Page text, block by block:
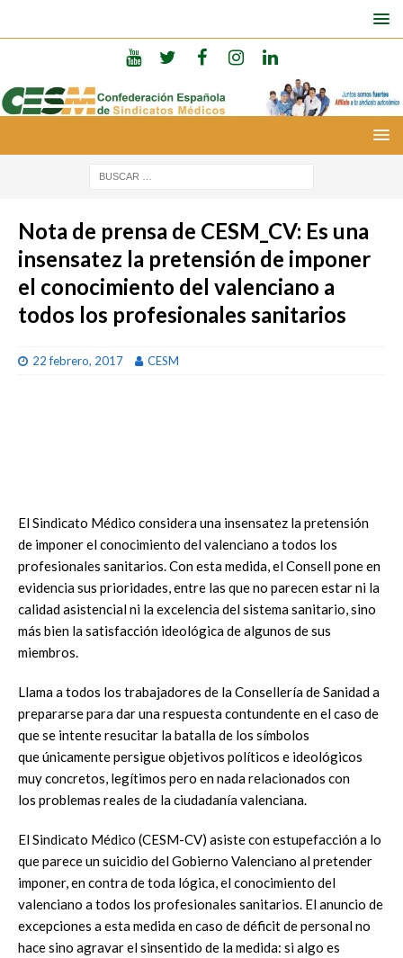
Nota de prensa de CESM_CV: Es una
insensatez la pretensión de imponer
el conocimiento del valenciano a
todos los profesionales sanitarios
22 febrero, 2017 CESM
El Sindicato Médico considera una insensatez la pretensión
de imponer el conocimiento del valenciano a todos los
profesionales sanitarios. Con esta medida, el Consell pone en
evidencia sus prioridades, entre las que no parecen estar ni la
calidad asistencial ni la excelencia del sistema sanitario, sino
más bien la satisfacción ideológica de algunos de sus
miembros.
Llama a todos los trabajadores de la Consellería de Sanidad a
prepararse para dar una respuesta contundente en el caso de
que se intente resucitar la batalla de los símbolos
que únicamente persigue objetivos políticos e ideológicos
muy concretos, legítimos pero en nada relacionados con
los problemas reales de la ciudadanía valenciana.
El Sindicato Médico (CESM-CV) asiste con estupefacción a lo
que parece un suicidio del Gobierno Valenciano al pretender
imponer, en contra de toda lógica, el conocimiento del
valenciano a todos los profesionales sanitarios. El anuncio de
excepciones a esta medida en caso de déficit de personal no
hace sino agravar el sinsentido de la medida: si algo es